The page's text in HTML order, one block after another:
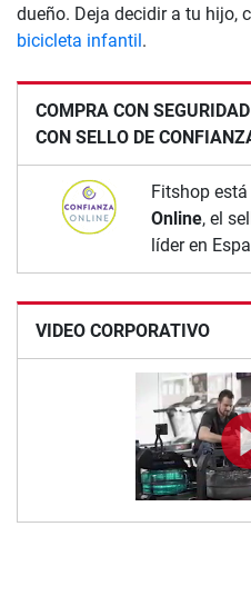
COMPRA CON
CON SELLO DE
Fitshop
Online, el
líder en
VIDEO CORPORATIVO
dueño. Deja decidir a tu hijo,
bicicleta infantil .